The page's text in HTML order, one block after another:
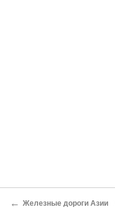
← Железные дороги Азии